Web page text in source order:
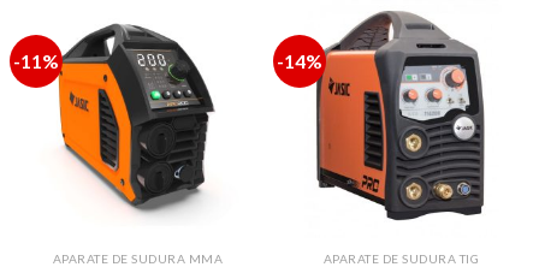
-11%
APARATE DE SUDURA MMA
-14%
APARATE DE SUDURA TIG